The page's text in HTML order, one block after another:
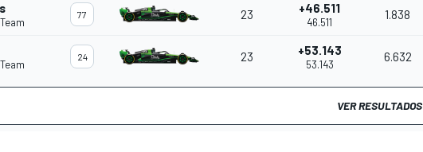
77 23 +46.511
46.511
1.838
24 23 +53.143
53.143
6.632
VER RESULTADOS